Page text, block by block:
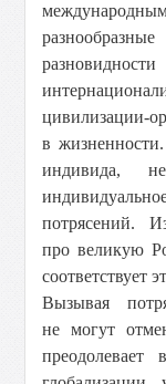
цивилизации-
в
индивида,
потрясений.
про великую
соответствует
Вызывая
не могут
преодолевает